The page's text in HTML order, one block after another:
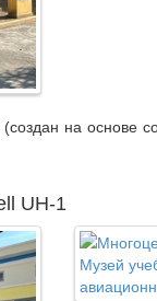
на основе
UH-1